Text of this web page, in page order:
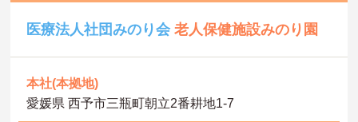
医療法人社団みのり会老人保健施設みのり園
本社(本拠地)
愛媛県 西予市三瓶町朝立2番耕地1-7